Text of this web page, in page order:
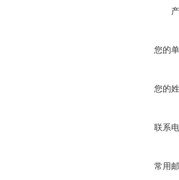
您的
您的
联系
常用